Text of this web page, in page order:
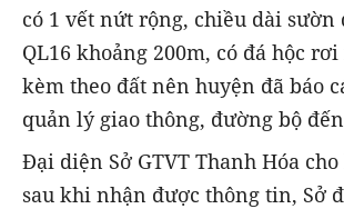
có 1 vết nứt rộng, chiều dài
QL16 khoảng 200m, có đá hộc
kèm theo đất nên huyện đã báo
quản lý giao thông, đường bộ
Đại diện Sở GTVT Thanh Hóa
sau khi nhận được thông tin, Sở